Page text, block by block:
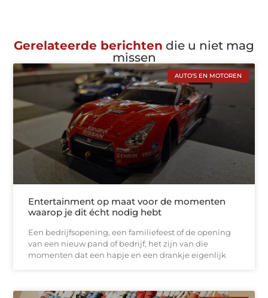
Gerelateerde berichten die u niet mag
missen
AUTO'S EN MOTOREN
Entertainment op maat voor de momenten
waarop je dit écht nodig hebt
Een bedrijfsopening, een familiefeest of de opening
van een nieuw pand of bedrijf, het zijn van die
momenten dat een hapje en een drankje eigenlijk